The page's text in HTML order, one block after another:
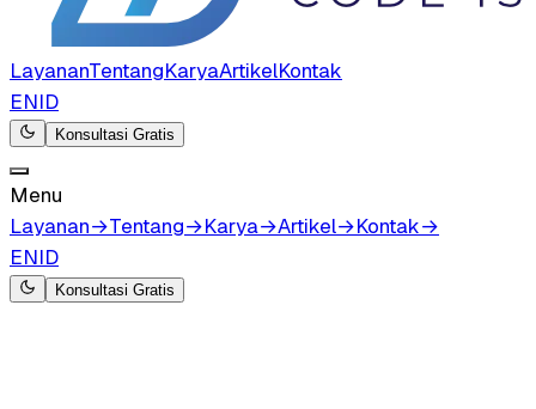
LayananTentangKaryaArtikelKontak
ENID
Konsultasi Gratis
Menu
Layanan→Tentang→Karya→Artikel→Kontak→
ENID
Konsultasi Gratis